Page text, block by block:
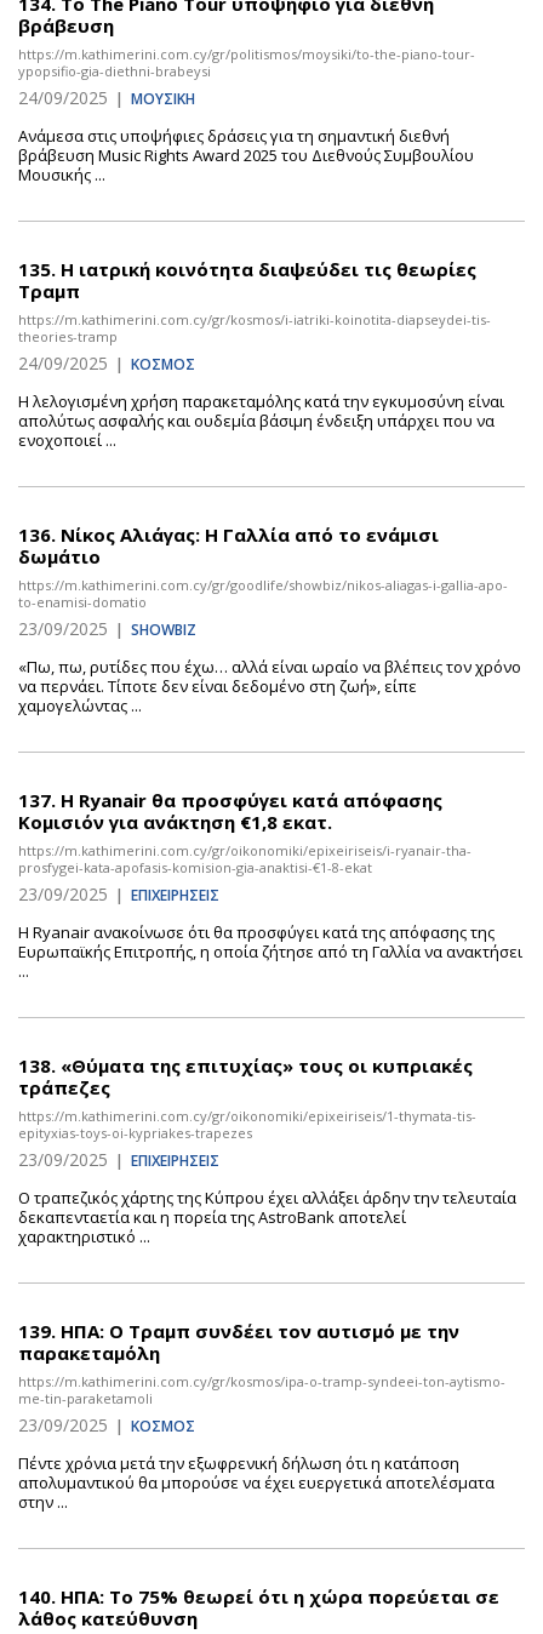
βράβευση
https://m.kathimerini.com.cy/gr/politismos/moysiki/to-the-piano-tour-
ypopsifio-gia-diethni-brabeysi
24/09/2025 | ΜΟΥΣΙΚΗ
Ανάμεσα στις υποψήφιες δράσεις για τη σημαντική διεθνή
βράβευση Music Rights Award 2025 του Διεθνούς Συμβουλίου
Μουσικής ...
135. Η ιατρική κοινότητα διαψεύδει τις θεωρίες
Τραμπ
https://m.kathimerini.com.cy/gr/kosmos/i-iatriki-koinotita-diapseydei-tis-
theories-tramp
24/09/2025 | ΚΟΣΜΟΣ
Η λελογισμένη χρήση παρακεταμόλης κατά την εγκυμοσύνη είναι
απολύτως ασφαλής και ουδεμία βάσιμη ένδειξη υπάρχει που να
ενοχοποιεί ...
136. Νίκος Αλιάγας: Η Γαλλία από το ενάμισι
δωμάτιο
https://m.kathimerini.com.cy/gr/goodlife/showbiz/nikos-aliagas-i-gallia-apo-
to-enamisi-domatio
23/09/2025 | SHOWBIZ
«Πω, πω, ρυτίδες που έχω… αλλά είναι ωραίο να βλέπεις τον χρόνο
να περνάει. Τίποτε δεν είναι δεδομένο στη ζωή», είπε
χαμογελώντας ...
137. Η Ryanair θα προσφύγει κατά απόφασης
Κομισιόν για ανάκτηση €1,8 εκατ.
https://m.kathimerini.com.cy/gr/oikonomiki/epixeiriseis/i-ryanair-tha-
prosfygei-kata-apofasis-komision-gia-anaktisi-€1-8-ekat
23/09/2025 | ΕΠΙΧΕΙΡΗΣΕΙΣ
Η Ryanair ανακοίνωσε ότι θα προσφύγει κατά της απόφασης της
Ευρωπαϊκής Επιτροπής, η οποία ζήτησε από τη Γαλλία να ανακτήσει
...
138. «Θύματα της επιτυχίας» τους οι κυπριακές
τράπεζες
https://m.kathimerini.com.cy/gr/oikonomiki/epixeiriseis/1-thymata-tis-
epityxias-toys-oi-kypriakes-trapezes
23/09/2025 | ΕΠΙΧΕΙΡΗΣΕΙΣ
Ο τραπεζικός χάρτης της Κύπρου έχει αλλάξει άρδην την τελευταία
δεκαπενταετία και η πορεία της AstroBank αποτελεί
χαρακτηριστικό ...
139. ΗΠΑ: Ο Τραμπ συνδέει τον αυτισμό με την
παρακεταμόλη
https://m.kathimerini.com.cy/gr/kosmos/ipa-o-tramp-syndeei-ton-aytismo-
me-tin-paraketamoli
23/09/2025 | ΚΟΣΜΟΣ
Πέντε χρόνια μετά την εξωφρενική δήλωση ότι η κατάποση
απολυμαντικού θα μπορούσε να έχει ευεργετικά αποτελέσματα
στην ...
140. ΗΠΑ: Το 75% θεωρεί ότι η χώρα πορεύεται σε
λάθος κατεύθυνση